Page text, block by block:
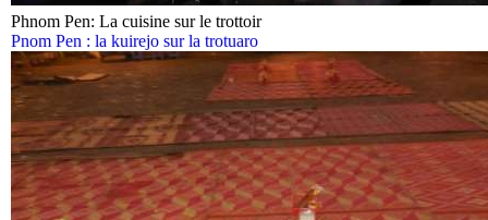
Phnom Pen: La cuisine sur le trottoir
Pnom Pen : la kuirejo sur la trotuaro